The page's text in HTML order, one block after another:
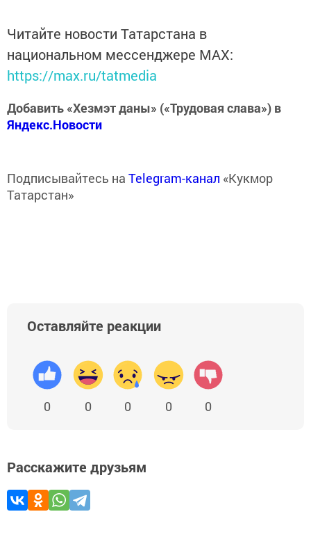
Читайте новости Татарстана в
национальном мессенджере MАХ:
https://max.ru/tatmedia
Добавить «Хезмэт даны» («Трудовая слава») в
Яндекс.Новости
Подписывайтесь на Telegram-канал «Кукмор
Татарстан»
Оставляйте реакции
0 0 0 0 0
Расскажите друзьям